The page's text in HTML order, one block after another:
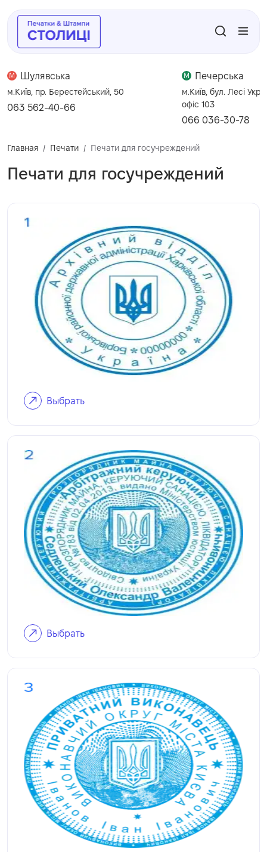
M Шулявська
м.Київ, пр. Берестейський, 50
063 562-40-66
M Печерська
м.Київ, бул. Лесі
офіс 103
066 036-30-78
Главная Печати Печати для госучреждений
Печати для госучреждений
Выбрать
Выбрать